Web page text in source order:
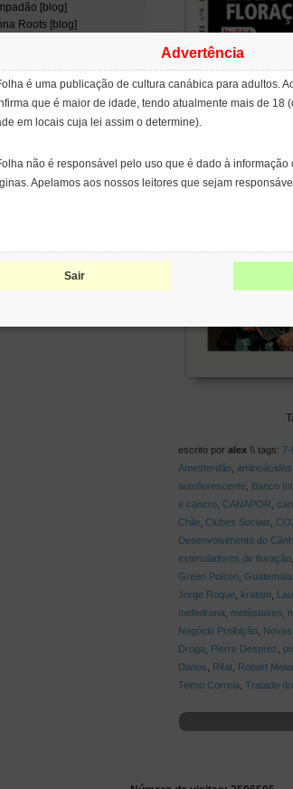
escrito por alex\\ tags:
Amesterdão, aminoácidos
autoflorescente, Banco
e cancro, CANAPOR
Chile, Clubes Sociais
Desenvolvimento do
estimuladores de floração,
Green Poison
Guatemala
Jorge Roque, kratom,
mefedrona
metástases
Negócio Proibição,
Droga
Pierre Desprez
Danos
Rifat, Robert
Telmo Correia Tratado
[blog]
Roots [blog]
CBD
Cervantes
Coalition for Just and
Drug Policies
Network of People
Use Drugs (INPUD)
Advertência
é uma publicação de cultura canábica para adultos.
que é maior de idade, tendo atualmente mais de 18
em locais cuja lei assim o determine).
não é responsável pelo uso que é dado à informação
Apelamos aos nossos leitores que sejam
Sair